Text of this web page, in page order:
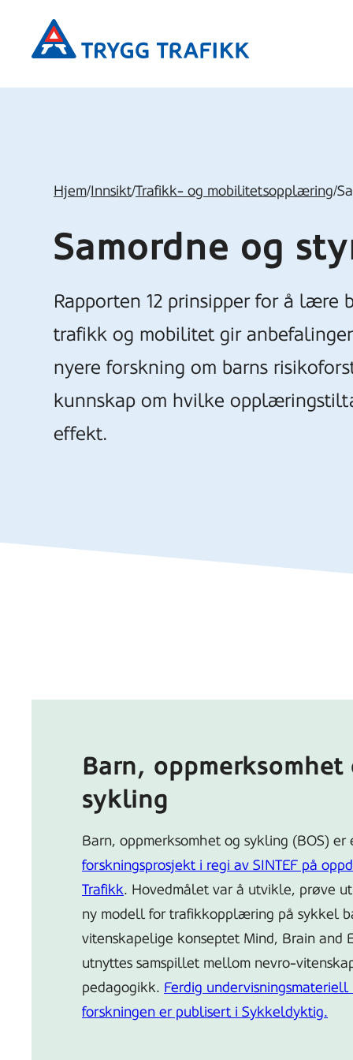
hovedinnhold
Trygg
Trafikk
Hjem/Innsikt/Trafikk- og mobilitetsopplæring/
Samordne og
Rapporten 12 prinsipper for å lære
trafikk og mobilitet gir
nyere forskning om barns
kunnskap om hvilke
effekt.
Barn, oppmerksomhet
sykling
Barn, oppmerksomhet og sykling (BOS) er
forskningsprosjekt i regi av SINTEF på
Trafikk. Hovedmålet var å utvikle, prøve
ny modell for trafikkopplæring på sykkel
vitenskapelige konseptet Mind, Brain and
utnyttes samspillet mellom nevro-
pedagogikk. Ferdig undervisningsmateriell
forskningen er publisert i Sykkeldyktig.